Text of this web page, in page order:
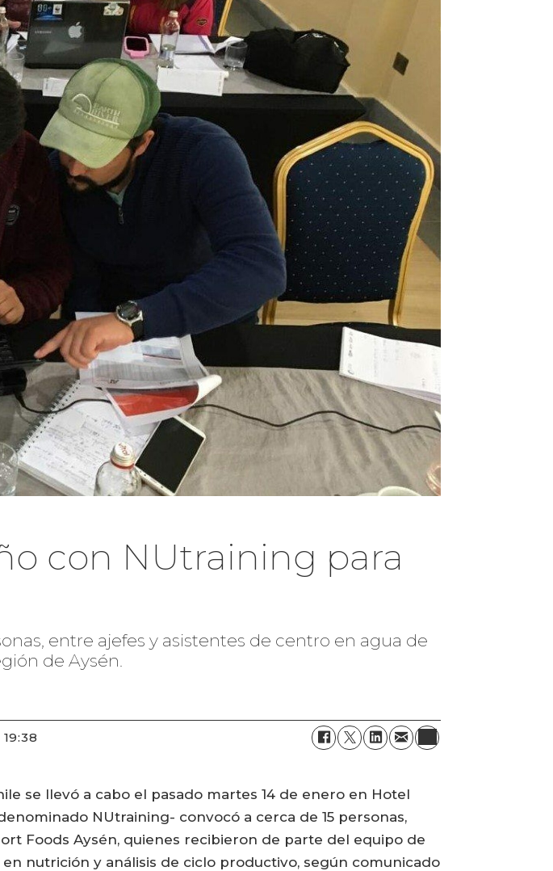
con NUtraining para
entre ajefes y asistentes de centro en agua de
de Aysén.
19:38
se llevó a cabo el pasado martes 14 de enero en Hotel
NUtraining- convocó a cerca de 15 personas,
Foods Aysén, quienes recibieron de parte del equipo de
nutrición y análisis de ciclo productivo, según comunicado